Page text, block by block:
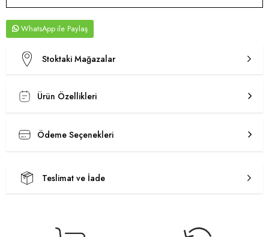
WhatsApp
Stoktaki Mağazalar
Ürün Özellikleri
Ödeme Seçenekleri
Teslimat ve İade